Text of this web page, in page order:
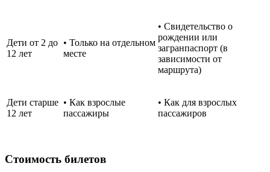
Дети от 2 до
12 лет
• Только на отдельном
месте
• Свидетельство о
рождении или
загранпаспорт (в
зависимости от
маршрута)
Дети старше
12 лет
• Как взрослые
пассажиры
• Как для взрослых
пассажиров
Стоимость билетов